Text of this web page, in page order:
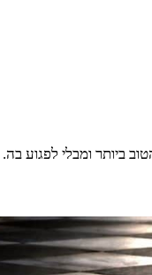
ביותר ומבלי